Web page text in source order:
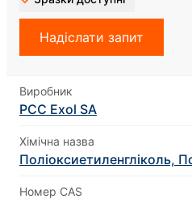
Надіслати запит
Виробник
PCC Exol SA
Хімічна назва
Поліоксиетиленгліколь,
Номер CAS